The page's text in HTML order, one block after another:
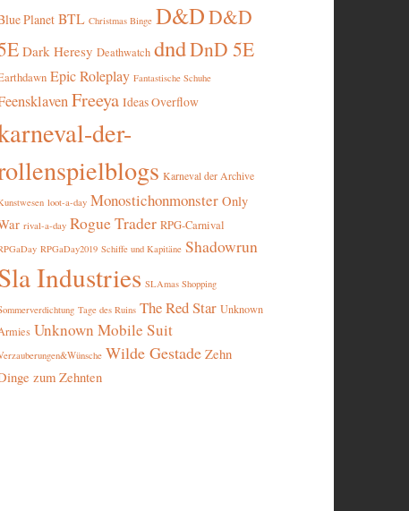
Planet BTL Christmas Binge D&DD&D
Dark Heresy Deathwatch dndDnD 5E
Epic Roleplay Fantastische Schuhe
Freeya Ideas Overflow
der-
Karneval der Archive
loot-a-day Monostichonmonster Only
rival-a-day Rogue Trader RPG-Carnival
RPGaDay2019 Schiffe und Kapitäne Shadowrun
Industries SLAmas Shopping
Tage des Ruins The Red Star Unknown
Unknown Mobile Suit
Wilde Gestade Zehn
zum Zehnten